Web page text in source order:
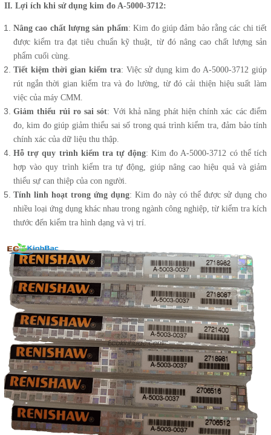
II. Lợi ích khi sử dụng kim đo A-5000-3712:
Nâng cao chất lượng sản phẩm: Kim đo giúp đảm bảo rằng các chi tiết
được kiểm tra đạt tiêu chuẩn kỹ thuật, từ đó nâng cao chất lượng sản
phẩm cuối cùng.
Tiết kiệm thời gian kiểm tra: Việc sử dụng kim đo A-5000-3712 giúp
rút ngắn thời gian kiểm tra và đo lường, từ đó cải thiện hiệu suất làm
việc của máy CMM.
Giảm thiểu rủi ro sai sót: Với khả năng phát hiện chính xác các điểm
đo, kim đo giúp giảm thiểu sai số trong quá trình kiểm tra, đảm bảo tính
chính xác của dữ liệu thu thập.
Hỗ trợ quy trình kiểm tra tự động: Kim đo A-5000-3712 có thể tích
hợp vào quy trình kiểm tra tự động, giúp nâng cao hiệu quả và giảm
thiểu sự can thiệp của con người.
Tính linh hoạt trong ứng dụng: Kim đo này có thể được sử dụng cho
nhiều loại ứng dụng khác nhau trong ngành công nghiệp, từ kiểm tra kích
thước đến kiểm tra hình dạng và vị trí.